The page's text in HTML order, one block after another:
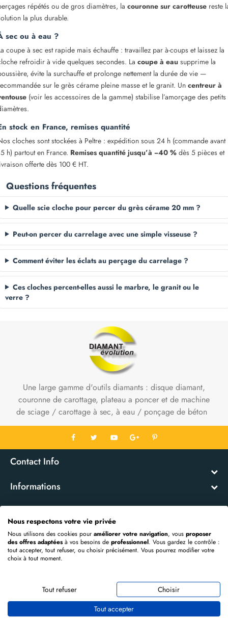
répétés ou de gros diamètres, la couronne sur carotteuse reste
la plus durable.
sec ou à eau ?
coupe à sec est rapide mais échauffe : travaillez par à-coups et laissez la
refroidir à vide quelques secondes. La coupe à eau supprime la
évite la surchauffe et prolonge nettement la durée de vie —
sur le grès cérame pleine masse et le granit. Un centreur à
(voir les accessoires de la gamme) stabilise l’amorçage des petits
stock en France, remises quantité
cloches sont stockées à Peltre : expédition sous 24 h (commande avant
h) partout en France. Remises quantité jusqu’à −40 % dès 5 pièces et
offerte dès 100 € HT.
Questions fréquentes
Quelle scie cloche pour percer du grès cérame 20 mm ?
Peut-on percer du carrelage avec une simple visseuse ?
Comment éviter les éclats au perçage du carrelage ?
Ces cloches percent-elles aussi le marbre, le granit ou le
verre ?
Une large gamme d'outils diamants : disque diamant,
couronne de carottage, plateau a poncer et de machine
de sciage / carottage à sec, à eau / ponçage de béton
Contact Info
Informations
Extras
Nous respectons votre vie privée
Nous utilisons des cookies pour améliorer votre navigation, vous proposer
des offres adaptéesà vos besoins de professionnel. Vous gardez le contrôle :
tout accepter, tout refuser, ou choisir précisément. Vous pourrez modifier votre
choix à tout moment.
Tout refuser
Choisir
Tout accepter